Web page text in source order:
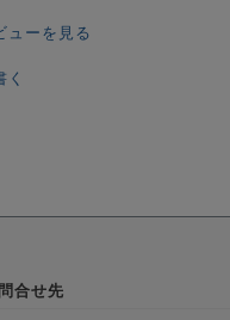
ューを見る
合せ先